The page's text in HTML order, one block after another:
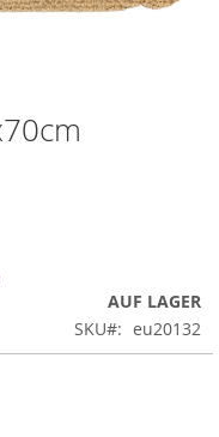
AUF LAGER
SKU
eu20132